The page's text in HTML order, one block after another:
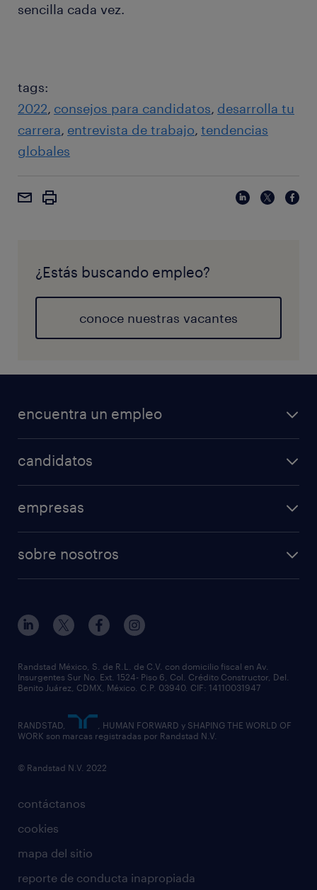
sencilla cada vez.
tags:
2022 consejos para candidatos desarrolla tu
carrera entrevista de trabajo tendencias
globales
¿Estás buscando empleo?
conoce nuestras vacantes
encuentra un empleo
candidatos
empresas
sobre nosotros
contáctanos
cookies
mapa del sitio
reporte de conducta inapropiada
Randstad México, S. de R.L. de C.V. con domicilio fiscal en Av.
Insurgentes Sur No. Ext. 1524- Piso 6, Col. Crédito Constructor, Del.
Benito Juárez, CDMX, México. C.P. 03940. CIF: 14110031947
RANDSTAD,
, HUMAN FORWARD y SHAPING THE WORLD OF
WORK son marcas registradas por Randstad N.V.
© Randstad N.V. 2022